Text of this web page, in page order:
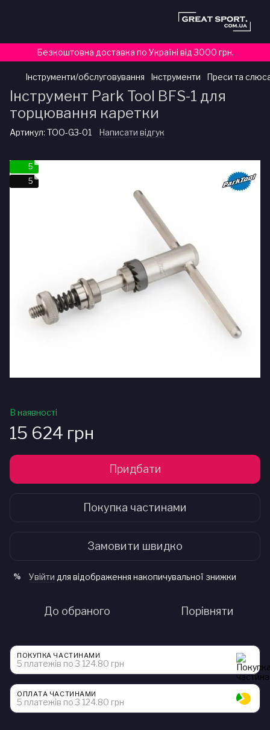
Безкоштовна доставка по Україні від 3000 грн.
Інструменти/обслуговування Інструменти Преси та
Інструмент Park Tool BFS-1 для
торцювання каретки
Артикул: TOO-G3-01 Написати відгук
5
5
В наявності
15 624 грн
Придбати
Покупка частинами
Замовити швидко
% Увійти для відображення накопичувальної знижки
До обраного Порівняти
ПОКУПКА ЧАСТИНАМИ
5 платежів по 3 124.80 грн
ОПЛАТА ЧАСТИНАМИ
5 платежів по 3 124.80 грн